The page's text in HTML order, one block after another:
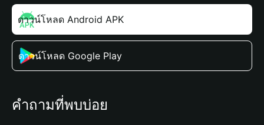
ดาวน์โหลด Android APK
ดาวน์โหลด Google Play
คำถามที่พบบ่อย